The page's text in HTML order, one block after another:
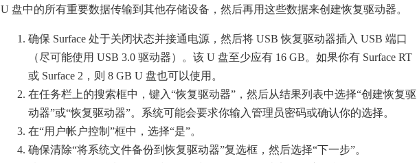
U 盘中的所有重要数据传输到其他存储设备，然后再用这些数据来创建恢复驱动器。
确保 Surface 处于关闭状态并接通电源，然后将 USB 恢复驱动器插入 USB 端口
（尽可能使用 USB 3.0 驱动器）。该 U 盘至少应有 16 GB。如果你有 Surface RT
或 Surface 2，则 8 GB U 盘也可以使用。
在任务栏上的搜索框中，键入“恢复驱动器”，然后从结果列表中选择“创建恢复驱
动器”或“恢复驱动器”。系统可能会要求你输入管理员密码或确认你的选择。
在“用户帐户控制”框中，选择“是”。
确保清除“将系统文件备份到恢复驱动器”复选框，然后选择“下一步”。